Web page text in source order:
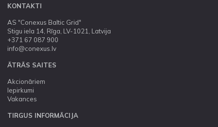
KONTAKTI
AS "Conexus Baltic Grid"
Stigu iela 14, Rīga, LV-1021, Latvija
+371 67 087 900
info@conexus.lv
ĀTRĀS SAITES
Akcionāriem
Iepirkumi
Vakances
TIRGUS INFORMĀCIJA